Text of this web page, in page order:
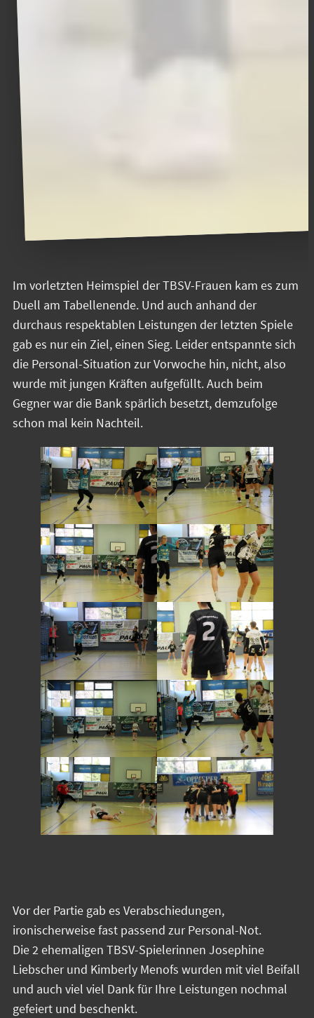
Im vorletzten Heimspiel der TBSV-Frauen kam es zum
Duell am Tabellenende. Und auch anhand der
durchaus respektablen Leistungen der letzten Spiele
gab es nur ein Ziel, einen Sieg. Leider entspannte sich
die Personal-Situation zur Vorwoche hin, nicht, also
wurde mit jungen Kräften aufgefüllt. Auch beim
Gegner war die Bank spärlich besetzt, demzufolge
schon mal kein Nachteil.
Vor der Partie gab es Verabschiedungen,
ironischerweise fast passend zur Personal-Not.
Die 2 ehemaligen TBSV-Spielerinnen Josephine
Liebscher und Kimberly Menofs wurden mit viel Beifall
und auch viel viel Dank für Ihre Leistungen nochmal
gefeiert und beschenkt.